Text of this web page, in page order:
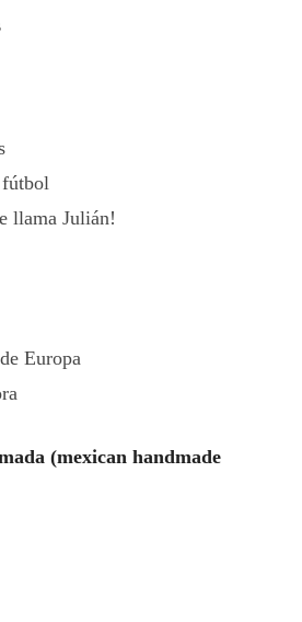
fútbol
llama Julián!
Europa
(mexican handmade